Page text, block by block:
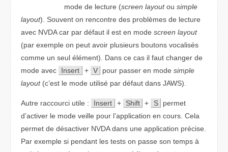
mode de lecture (screen layoutousimple
layout). Souvent on rencontre des problèmes de lecture
avec NVDA car par défaut il est en mode screen layout
(par exemple on peut avoir plusieurs boutons vocalisés
comme un seul élément). Dans ce cas il faut changer de
mode avec
Insert + V pour passer en modesimple
layout(c’est le mode utilisé par défaut dans JAWS).
Autre raccourci utile : Insert + Shift + S
permet
d’activer le mode veille pour l’application en cours. Cela
permet de désactiver NVDA dans une application précise.
Par exemple si pendant les tests on passe son temps à